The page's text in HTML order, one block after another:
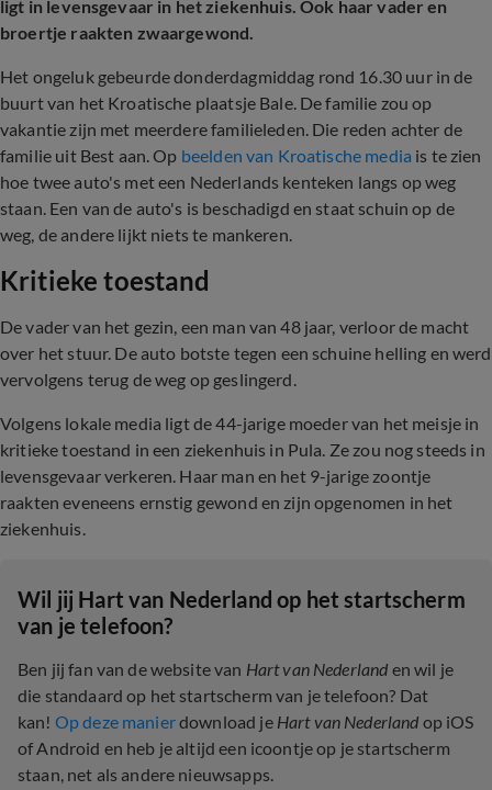
ligt in levensgevaar in het ziekenhuis. Ook haar vader en
broertje raakten zwaargewond.
Het ongeluk gebeurde donderdagmiddag rond 16.30 uur in de
buurt van het Kroatische plaatsje Bale. De familie zou op
vakantie zijn met meerdere familieleden. Die reden achter de
familie uit Best aan. Op beelden van Kroatische media is te zien
hoe twee auto's met een Nederlands kenteken langs op weg
staan. Een van de auto's is beschadigd en staat schuin op de
weg, de andere lijkt niets te mankeren.
Kritieke toestand
De vader van het gezin, een man van 48 jaar, verloor de macht
over het stuur. De auto botste tegen een schuine helling en werd
vervolgens terug de weg op geslingerd.
Volgens lokale media ligt de 44-jarige moeder van het meisje in
kritieke toestand in een ziekenhuis in Pula. Ze zou nog steeds in
levensgevaar verkeren. Haar man en het 9-jarige zoontje
raakten eveneens ernstig gewond en zijn opgenomen in het
ziekenhuis.
Wil jij Hart van Nederland op het startscherm
van je telefoon?
Ben jij fan van de website van Hart van Nederland en wil je
die standaard op het startscherm van je telefoon? Dat
kan! Op deze manierdownload je Hart van Nederland op iOS
of Android en heb je altijd een icoontje op je startscherm
staan, net als andere nieuwsapps.